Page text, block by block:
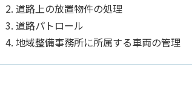
道路上の放置物件の処理
道路パトロール
地域整備事務所に所属する車両の管理